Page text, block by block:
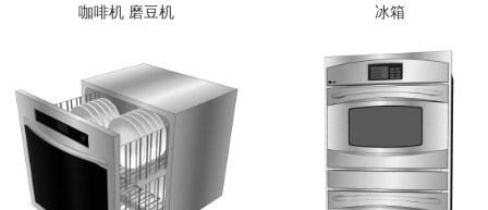
咖啡机 磨豆机 冰箱